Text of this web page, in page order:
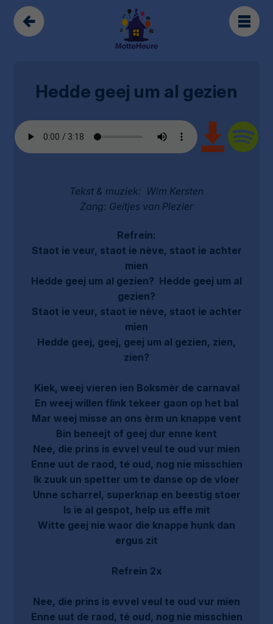
Hedde geej um al gezien
Tekst & muziek: Wim Kersten
Zang: Geitjes van Plezier
Refrein:
Staot ie veur, staot ie nève, staot ie achter
mien
Hedde geej um al gezien? Hedde geej um al
gezien?
Staot ie veur, staot ie nève, staot ie achter
mien
Hedde geej, geej, geej um al gezien, zien,
zien?
Kiek, weej vieren ien Boksmèr de carnaval
En weej willen flink tekeer gaon op het bal
Mar weej misse an ons èrm un knappe vent
Bin beneejt of geej dur enne kent
Nee, die prins is evvel veul te oud vur mien
Enne uut de raod, té oud, nog nie misschien
Ik zuuk un spetter um te danse op de vloer
Unne scharrel, superknap en beestig stoer
Is ie al gespot, help us effe mit
Witte geej nie waor die knappe hunk dan
ergus zit
Refrein 2x
Nee, die prins is evvel veul te oud vur mien
Enne uut de raod, té oud, nog nie misschien